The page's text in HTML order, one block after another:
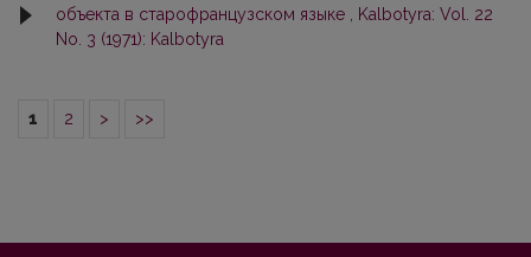
объекта в старофранцузском языке
Kalbotyra: Vol. 22
No. 3 (1971): Kalbotyra
1 2 > >>